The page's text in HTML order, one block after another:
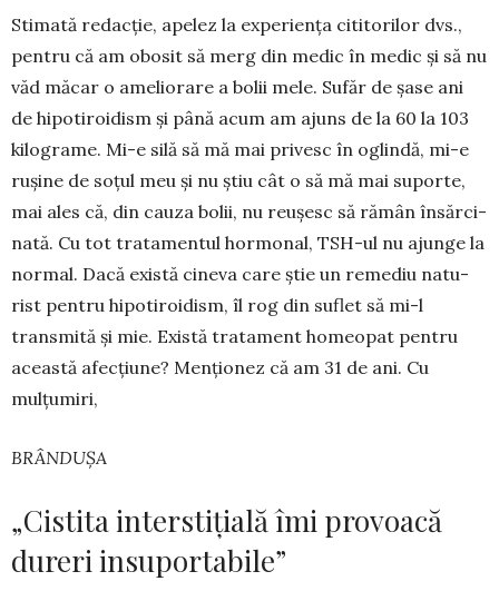
Stimată redacție, apelez la ex­periența cititorilor dvs.,
pentru că am obosit să merg din medic în medic și să nu
văd măcar o ame­liorare a bolii mele. Sufăr de șase ani
de hipo­tiroidism și până acum am ajuns de la 60 la 103
ki­lo­grame. Mi-e silă să mă mai pri­vesc în oglindă, mi-e
rușine de so­țul meu și nu știu cât o să mă mai su­porte,
mai ales că, din cauza bo­lii, nu reușesc să rămân însăr­ci­
nată. Cu tot tra­tamentul hormo­nal, TSH-ul nu ajunge la
nor­mal. Dacă există cine­va care știe un re­mediu natu­
rist pen­tru hipoti­roi­dism, îl rog din suflet să mi-l
transmită și mie. Există tratament homeopat pentru
această afec­țiune? Menționez că am 31 de ani. Cu
mulțumiri,
BRÂNDUȘA
„Cistita interstițială îmi provoacă
dureri insuportabile”